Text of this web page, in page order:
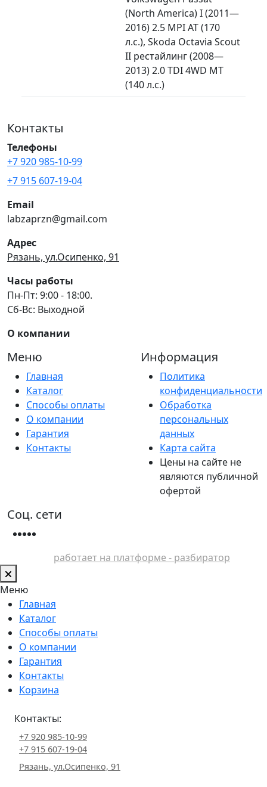
(North America) I (2011—
2016) 2.5 MPI AT (170
л.с.), Skoda Octavia Scout
II рестайлинг (2008—
2013) 2.0 TDI 4WD MT
(140 л.с.)
Контакты
Телефоны
+7 920 985-10-99
+7 915 607-19-04
Email
labzaprzn@gmail.com
Адрес
Рязань, ул.Осипенко, 91
Часы работы
Пн-Пт: 9:00 - 18:00.
Сб-Вс: Выходной
О компании
Меню
Главная
Каталог
Способы оплаты
О компании
Гарантия
Контакты
Информация
Политика
конфиденциальности
Обработка
персональных
данных
Карта сайта
Цены на сайте не
являются публичной
офертой
Соц. сети
работает на платформе - разбиратор
Меню
Главная
Каталог
Способы оплаты
О компании
Гарантия
Контакты
Корзина
Контакты:
+7 920 985-10-99
+7 915 607-19-04
Рязань, ул.Осипенко, 91